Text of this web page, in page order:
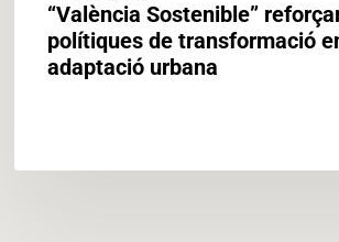
“València Sostenible”
polítiques de transformació
adaptació urbana